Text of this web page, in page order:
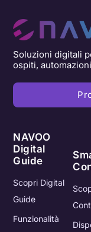
Soluzioni digitali
ospiti,
NAVOO
Digital
Guide
Scopri Digital
Guide
Funzionalità